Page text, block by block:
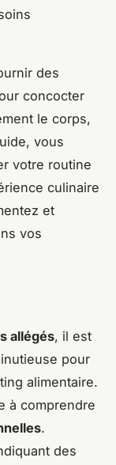
des
concocter
le corps,
vous
votre routine
culinaire
et
vos
allégés, il est
pour
alimentaire.
à comprendre
.
des